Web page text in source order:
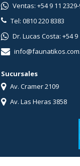
Ventas: +54 9 11
Tel: 0810 220 8383
Dr. Lucas Costa: +54 9
Sucursales
Av. Cramer 2109
Av. Las Heras 3858